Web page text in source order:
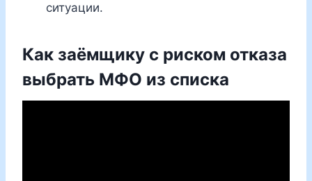
ситуации.
Как заёмщику с риском отказа
выбрать МФО из списка